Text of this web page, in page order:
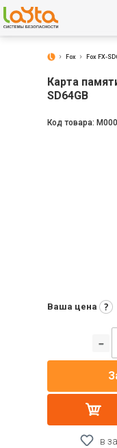
Fox Fox FX-
Карта
SD64GB
Код товара:
Ваша цена
в